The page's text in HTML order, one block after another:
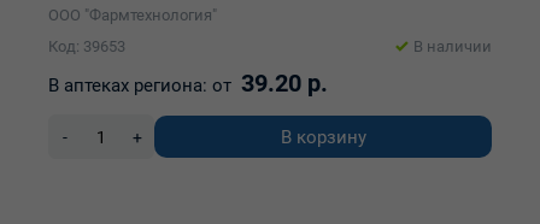
ООО "Фармтехнология"
Код: 39653
В наличии
В аптеках региона: от 39.20 р.
- + В корзину